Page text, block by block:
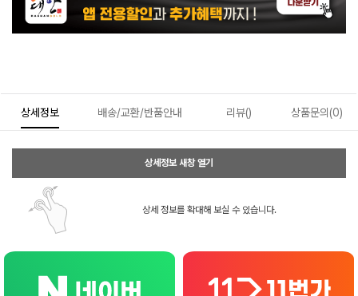
상세정보 배송/교환/반품안내 리뷰() 상품문의(0)
상세정보 새창 열기
상세 정보를 확대해 보실 수 있습니다.